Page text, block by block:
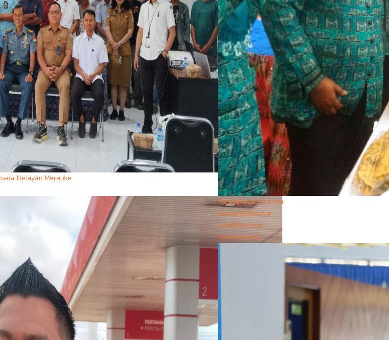
Nelayan Merauke
Peningkatan Ekonomi
Keluarga Melalui
Kreatifitas dan
Keterampilan